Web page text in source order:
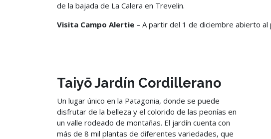
de la bajada de La Calera en Trevelin.
Visita Campo Alertie – A partir del 1 de diciembre abierto al
Taiyō Jardín Cordillerano
Un lugar único en la Patagonia, donde se puede
disfrutar de la belleza y el colorido de las peonías en
un valle rodeado de montañas. El jardín cuenta con
más de 8 mil plantas de diferentes variedades, que